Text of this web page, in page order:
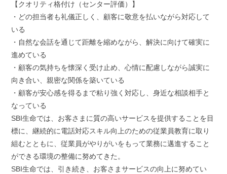
【クオリティ格付け（センター評価）】
・どの担当者も礼儀正しく、顧客に敬意を払いながら対応して
いる
・自然な会話を通じて距離を縮めながら、解決に向けて確実に
進めている
・顧客の気持ちを懐深く受け止め、心情に配慮しながら誠実に
向き合い、親密な関係を築いている
・顧客が安心感を得るまで粘り強く対応し、身近な相談相手と
なっている
SBI生命では、お客さまに質の高いサービスを提供することを目
標に、継続的に電話対応スキル向上のための従業員教育に取り
組むとともに、従業員がやりがいをもって業務に邁進すること
ができる環境の整備に努めてきた。
SBI生命では、引き続き、お客さまサービスの向上に努めてい